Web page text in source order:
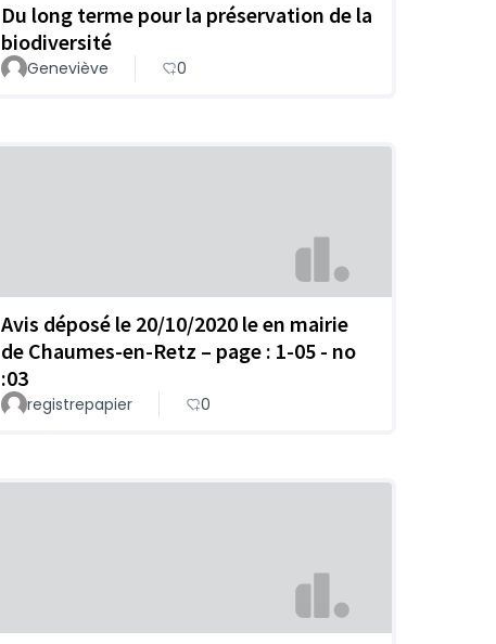
Du long terme pour la préservation de la
biodiversité
Geneviève 0
Avis déposé le 20/10/2020 le en mairie
de Chaumes-en-Retz – page : 1-05 - no
:03
registrepapier 0